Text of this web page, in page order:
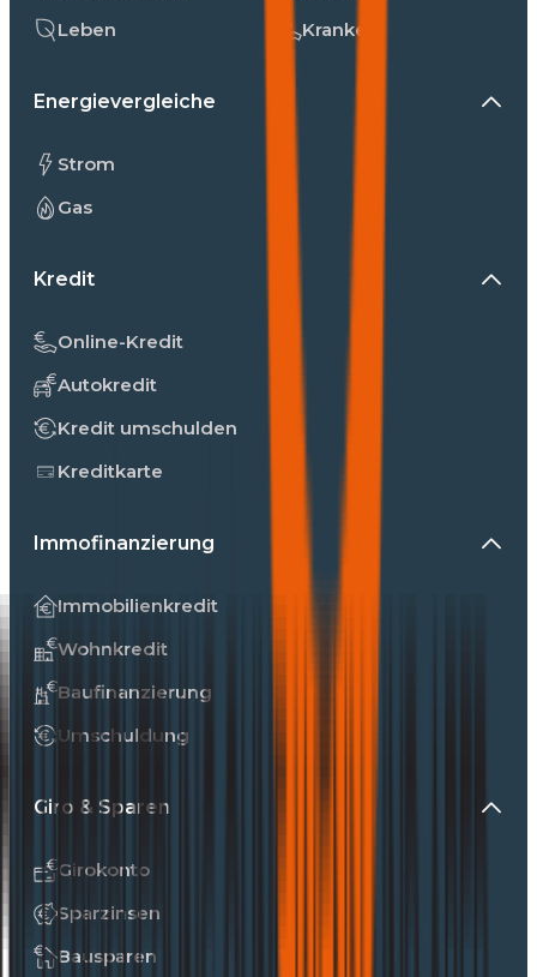
Leben
Kranken
Energievergleiche
Strom
Gas
Kredit
Online-Kredit
Autokredit
Kredit umschulden
Kreditkarte
Immofinanzierung
Immobilienkredit
Wohnkredit
Baufinanzierung
Umschuldung
Giro & Sparen
Girokonto
Sparzinsen
Bausparen